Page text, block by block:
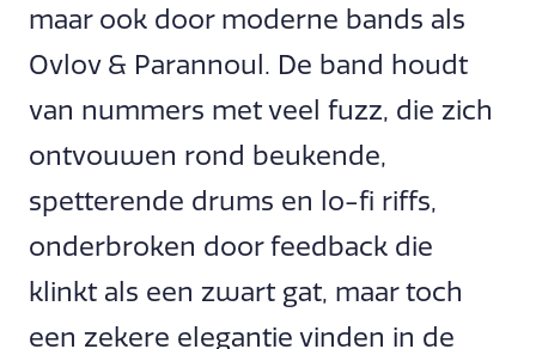
maar ook door moderne bands als
Ovlov & Parannoul. De band houdt
van nummers met veel fuzz, die zich
ontvouwen rond beukende,
spetterende drums en lo-fi riffs,
onderbroken door feedback die
klinkt als een zwart gat, maar toch
een zekere elegantie vinden in de